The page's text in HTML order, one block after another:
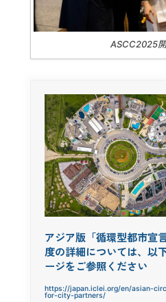
ASCC2025
アジア版「循環型都市宣
度の詳細については、以
ージをご参照ください
https://japan.iclei.org/en/asian-
for-city-partners/